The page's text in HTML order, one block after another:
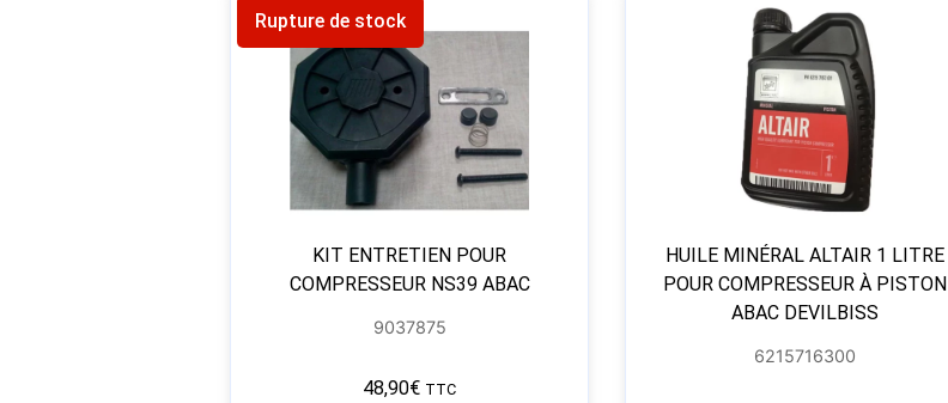
Rupture de stock
KIT ENTRETIEN POUR
COMPRESSEUR NS39 ABAC
9037875
48,90€ TTC
HUILE MINÉRAL ALTAIR 1 LITRE
POUR COMPRESSEUR À PISTON
ABAC DEVILBISS
6215716300